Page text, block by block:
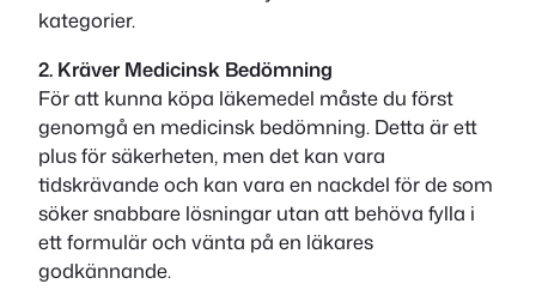
kategorier.
2. Kräver Medicinsk Bedömning
För att kunna köpa läkemedel måste du först
genomgå en medicinsk bedömning. Detta är ett
plus för säkerheten, men det kan vara
tidskrävande och kan vara en nackdel för de som
söker snabbare lösningar utan att behöva fylla i
ett formulär och vänta på en läkares
godkännande.